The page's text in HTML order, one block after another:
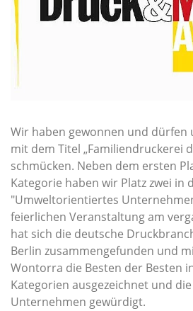
Wir haben gewonnen und dürfen
mit dem Titel „Familiendruckerei
schmücken. Neben dem ersten
Kategorie haben wir Platz zwei in
"Umweltorientiertes
feierlichen Veranstaltung am
hat sich die deutsche
Berlin zusammengefunden und
Wontorra die Besten der Besten
Kategorien ausgezeichnet und
Unternehmen gewürdigt.